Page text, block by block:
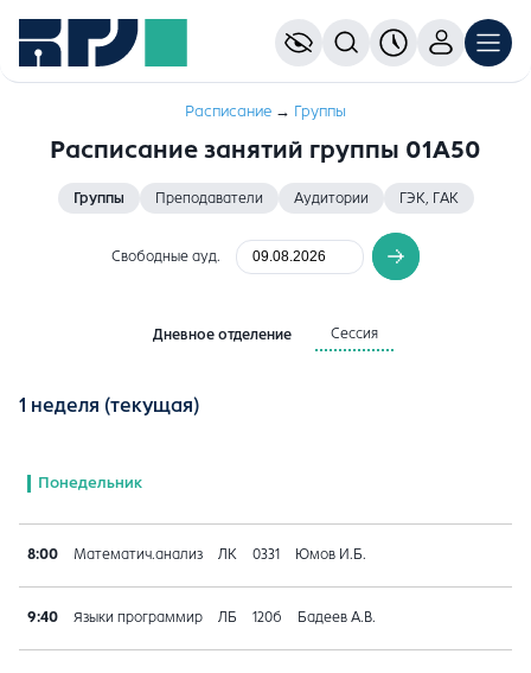
Расписание → Группы
Расписание занятий группы 01A50
Группы Преподаватели Аудитории ГЭК, ГАК
Свободные ауд.
Дневное отделение Сессия
1 неделя (текущая)
Понедельник
8:00 Математич.анализ ЛК 0331 Юмов И.Б.
9:40 Языки программир ЛБ 120б Бадеев А.В.